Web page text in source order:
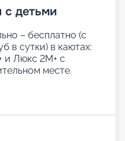
с детьми
– бесплатно (с
в сутки) в каютах:
и Люкс 2М+ с
месте.